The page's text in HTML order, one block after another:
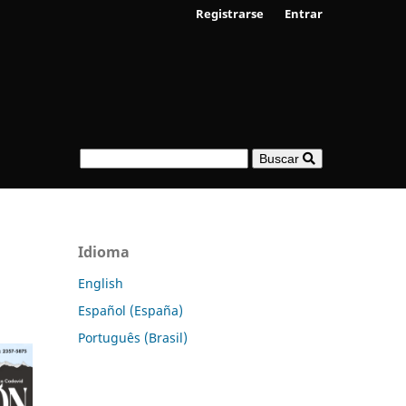
Buscar
Registrarse Entrar
Idioma
English
Español (España)
Português (Brasil)